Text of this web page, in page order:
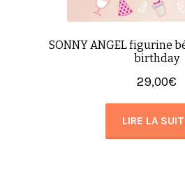
SONNY ANGEL figurine
birthday
29,00€
LIRE LA